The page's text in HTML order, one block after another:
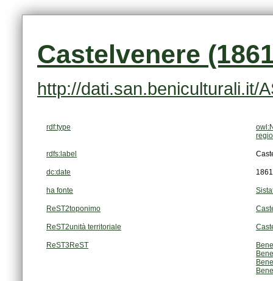
Castelvenere
http://dati.san.beniculturali.it/
rdf:type
rdfs:label
dc:date
ha fonte
ReST2toponimo
ReST2unità territoriale
ReST3ReST